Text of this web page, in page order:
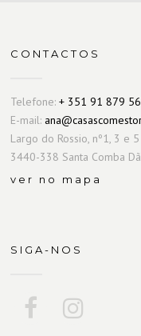
CONTACTOS
Telefone:+ 351 91 879
E-mail:
Largo do Rossio, nº1, 3 e 5
3440-338 Santa Comba
ver no mapa
SIGA-NOS